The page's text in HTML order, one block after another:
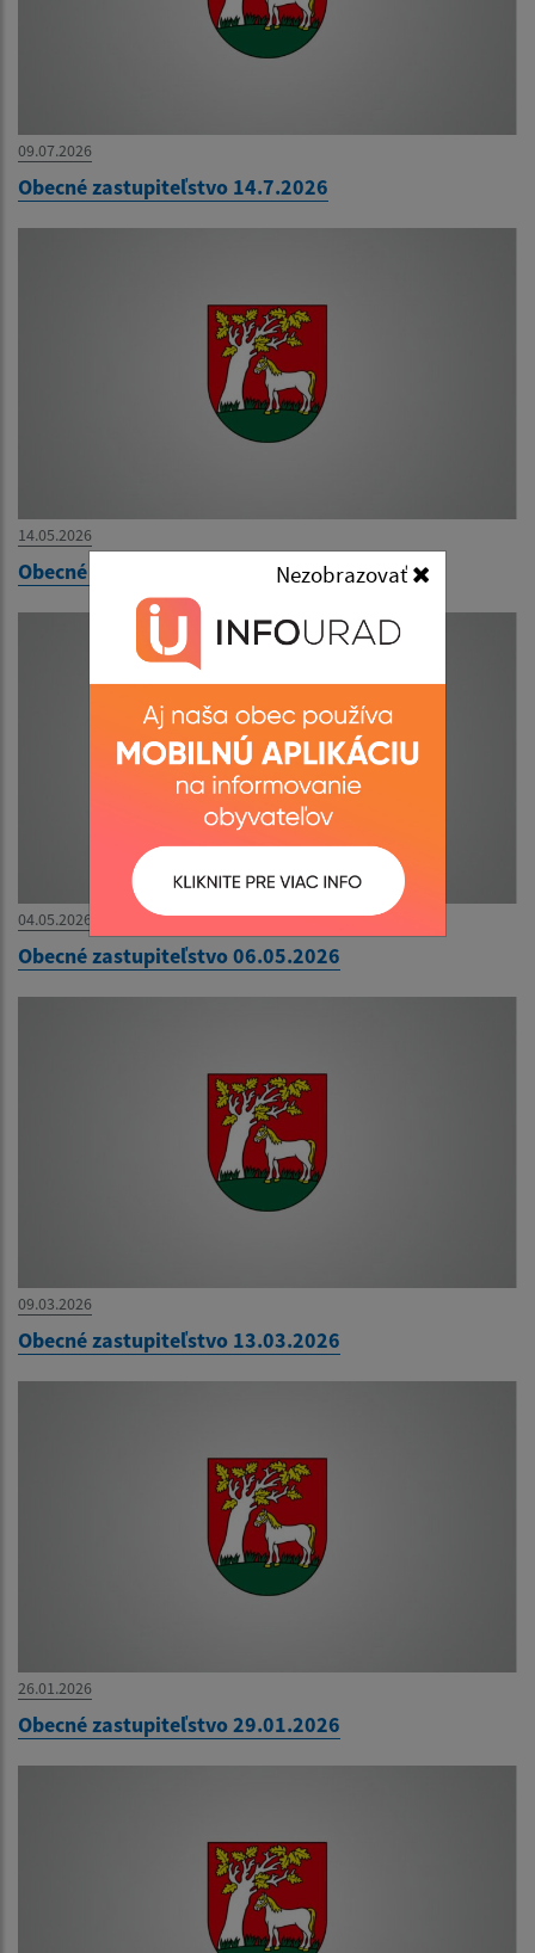
Nezobrazovať
09.07.2026
Obecné zastupiteľstvo 14.7.2026
14.05.2026
Obecné zastupiteľstvo 18.6.2026
04.05.2026
Obecné zastupiteľstvo 06.05.2026
09.03.2026
Obecné zastupiteľstvo 13.03.2026
26.01.2026
Obecné zastupiteľstvo 29.01.2026